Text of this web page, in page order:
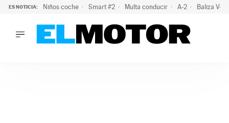
ES NOTICIA: Niños coche Smart #2 Multa conducir A-2 Baliza V-